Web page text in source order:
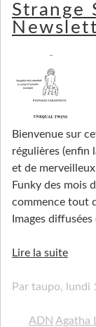
Strange
Bienvenue sur
régulières (enfin
et de
Funky des mois
commence tout
Images
Lire la suite
Par taupo, lundi
ADN Agatha